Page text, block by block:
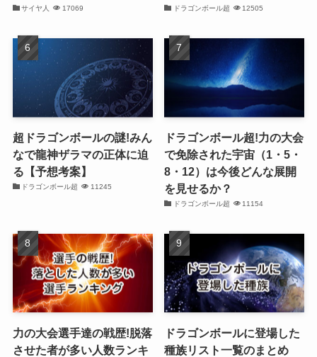
サイヤ人 17069 ドラゴンボール超 12505
超ドラゴンボールの謎!みん
なで龍神ザラマの正体に迫
る【予想考案】
ドラゴンボール超 11245
ドラゴンボール超!力の大会
で免除された宇宙（1・5・
8・12）は今後どんな展開
を見せるか？
ドラゴンボール超 11154
力の大会選手達の戦歴!脱落
させた者が多い人数ランキ
ドラゴンボールに登場した
種族リスト一覧のまとめ